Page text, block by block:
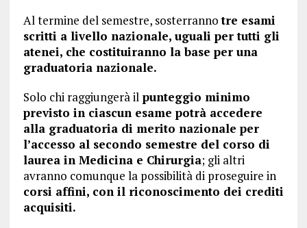
Al termine del semestre, sosterrannotre esami
scritti a livello nazionale, uguali per tutti gli
atenei, che costituiranno la base per una
graduatoria nazionale.
Solo chi raggiungerà ilpunteggio minimo
previsto in ciascun esame potrà accedere
alla graduatoria di merito nazionale per
l’accesso al secondo semestre del corso di
laurea in Medicina e Chirurgia; gli altri
avranno comunque la possibilità di proseguire in
corsi affini, con il riconoscimento dei crediti
acquisiti.